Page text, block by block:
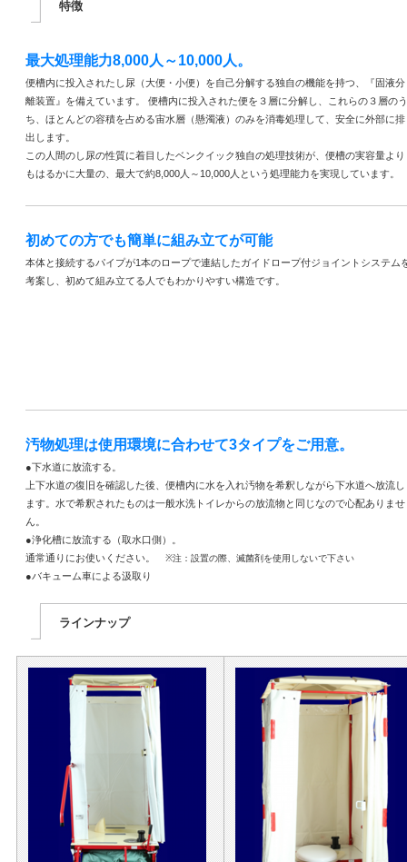
特徴
最大処理能力8,000人～10,000人。
便槽内に投入されたし尿（大便・小便）を自己分解する独自の機能を持つ、『固液分
離装置』を備えています。 便槽内に投入された便を３層に分解し、これらの３層のう
ち、ほとんどの容積を占める宙水層（懸濁液）のみを消毒処理して、安全に外部に排
出します。
この人間のし尿の性質に着目したベンクイック独自の処理技術が、便槽の実容量より
もはるかに大量の、最大で約8,000人～10,000人という処理能力を実現しています。
初めての方でも簡単に組み立てが可能
本体と接続するパイプが1本のロープで連結したガイドロープ付ジョイントシステム
考案し、初めて組み立てる人でもわかりやすい構造です。
汚物処理は使用環境に合わせて3タイプをご用意。
●下水道に放流する。
上下水道の復旧を確認した後、便槽内に水を入れ汚物を希釈しながら下水道へ放流し
ます。水で希釈されたものは一般水洗トイレからの放流物と同じなので心配ありませ
ん。
●浄化槽に放流する（取水口側）。
通常通りにお使いください。 ※注：設置の際、滅菌剤を使用しないで下さい
●バキューム車による汲取り
ラインナップ